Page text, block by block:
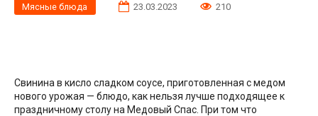
Мясные блюда 23.03.2023 210
Свинина в кисло сладком соусе, приготовленная с медом
нового урожая — блюдо, как нельзя лучше подходящее к
праздничному столу на Медовый Спас. При том что